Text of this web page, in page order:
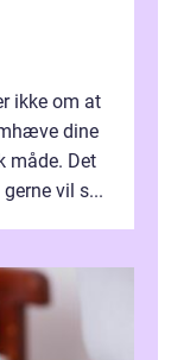
ikke om at
dine
måde. Det
vil s...